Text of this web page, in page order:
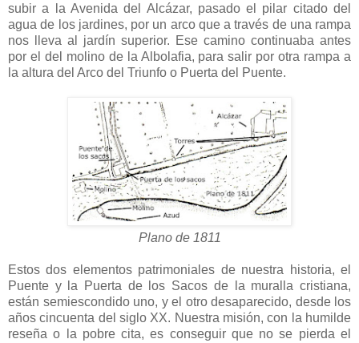
subir a la Avenida del Alcázar, pasado el pilar citado del
agua de los jardines, por un arco que a través de una rampa
nos lleva al jardín superior. Ese camino continuaba antes
por el del molino de la Albolafia, para salir por otra rampa a
la altura del Arco del Triunfo o Puerta del Puente.
Plano de 1811
Estos dos elementos patrimoniales de nuestra historia, el
Puente y la Puerta de los Sacos de la muralla cristiana,
están semiescondido uno, y el otro desaparecido, desde los
años cincuenta del siglo XX. Nuestra misión, con la humilde
reseña o la pobre cita, es conseguir que no se pierda el